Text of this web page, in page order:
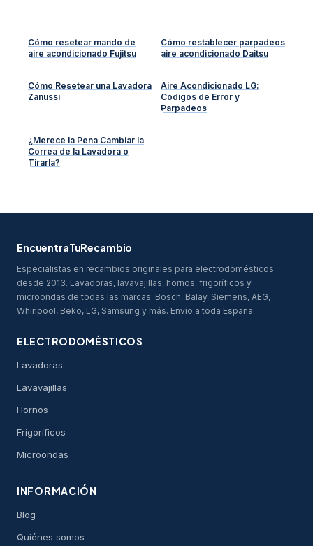
Cómo resetear mando de
aire acondicionado Fujitsu
Cómo restablecer parpadeos
aire acondicionado Daitsu
Cómo Resetear una Lavadora
Zanussi
Aire Acondicionado LG:
Códigos de Error y
Parpadeos
¿Merece la Pena Cambiar la
Correa de la Lavadora o
Tirarla?
EncuentraTuRecambio
Especialistas en recambios originales para electrodomésticos
desde 2013. Lavadoras, lavavajillas, hornos, frigoríficos y
microondas de todas las marcas: Bosch, Balay, Siemens, AEG,
Whirlpool, Beko, LG, Samsung y más. Envío a toda España.
ELECTRODOMÉSTICOS
Lavadoras
Lavavajillas
Hornos
Frigoríficos
Microondas
INFORMACIÓN
Blog
Quiénes somos